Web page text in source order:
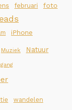
februari foto
iPhone
Muziek Natuur
wandelen